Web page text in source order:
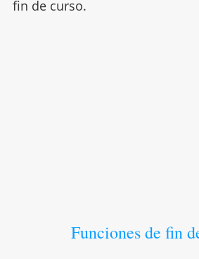
fin de curso.
Funciones de fin